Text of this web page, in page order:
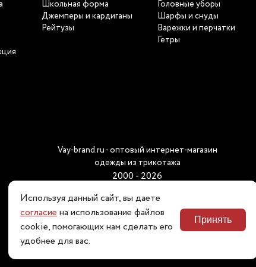
Школьная форма
Джемперы и кардиганы
Рейтузы
Головные уборы
Шарфы и снуды
Варежки и перчатки
Гетры
Vay-brand.ru - оптовый интернет-магазин
одежды из трикотажа
2000 - 2026
Наш телефон:
8 (800) 511 80 60
Используя данный сайт, вы даете
согласие на использование файлов
cookie, помогающих нам сделать его
удобнее для вас.
Принять